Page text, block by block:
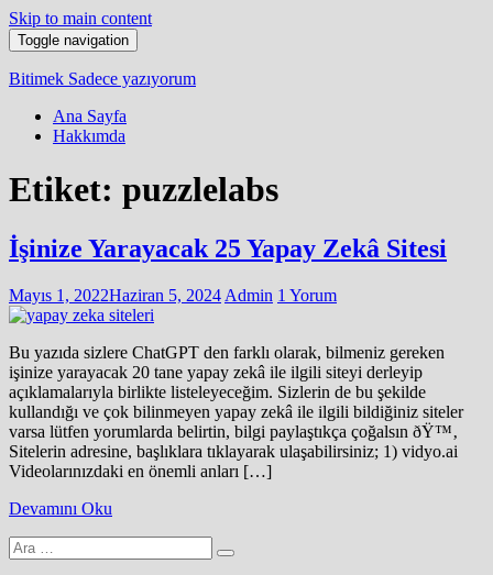
Skip to main content
Toggle navigation
Bitimek Sadece yazıyorum
Ana Sayfa
Hakkımda
Etiket: puzzlelabs
İşinize Yarayacak 25 Yapay Zekâ Sitesi
Mayıs 1, 2022Haziran 5, 2024 Admin 1 Yorum
Bu yazıda sizlere ChatGPT den farklı olarak, bilmeniz gereken
işinize yarayacak 20 tane yapay zekâ ile ilgili siteyi derleyip
açıklamalarıyla birlikte listeleyeceğim. Sizlerin de bu şekilde
kullandığı ve çok bilinmeyen yapay zekâ ile ilgili bildiğiniz siteler
varsa lütfen yorumlarda belirtin, bilgi paylaştıkça çoğalsın ðŸ™‚
Sitelerin adresine, başlıklara tıklayarak ulaşabilirsiniz; 1) vidyo.ai
Videolarınızdaki en önemli anları […]
Devamını Oku
Arama
yap: